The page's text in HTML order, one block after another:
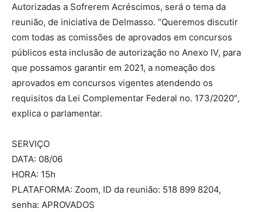
Autorizadas a Sofrerem Acréscimos, será o tema da
reunião, de iniciativa de Delmasso. “Queremos discutir
com todas as comissões de aprovados em concursos
públicos esta inclusão de autorização no Anexo IV, para
que possamos garantir em 2021, a nomeação dos
aprovados em concursos vigentes atendendo os
requisitos da Lei Complementar Federal no. 173/2020″,
explica o parlamentar.
SERVIÇO
DATA: 08/06
HORA: 15h
PLATAFORMA: Zoom, ID da reunião: 518 899 8204,
senha: APROVADOS